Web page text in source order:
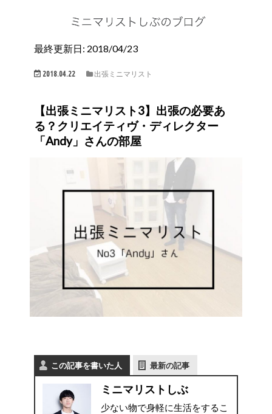
最終更新日: 2018/04/23
2018.04.22 出張ミニマリスト
【出張ミニマリスト3】出張の必要あ
る？クリエイティヴ・ディレクター
「Andy」さんの部屋
この記事を書いた人 最新の記事
ミニマリストしぶ
少ない物で身軽に生活をするこ